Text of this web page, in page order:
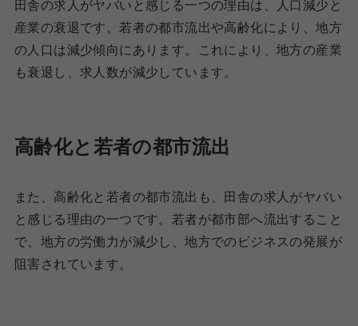
田舎の求人がヤバいと感じる一つの理由は、人口減少と
産業の衰退です。若者の都市流出や高齢化により、地方
の人口は減少傾向にあります。これにより、地方の産業
も衰退し、求人数が減少しています。
高齢化と若者の都市流出
また、高齢化と若者の都市流出も、田舎の求人がヤバい
と感じる理由の一つです。若者が都市部へ流出すること
で、地方の労働力が減少し、地方でのビジネスの発展が
阻害されています。